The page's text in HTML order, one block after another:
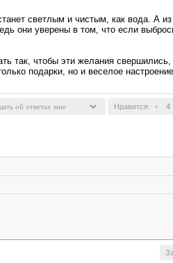
светлым и чистым, как вода. А из
они уверены в том, что если
так, чтобы эти желания
подарки, но и веселое
Нравится 4